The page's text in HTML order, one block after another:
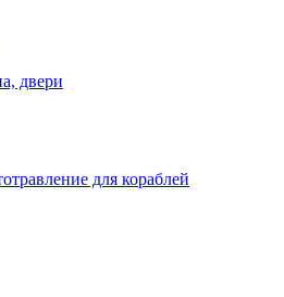
двери
для кораблей